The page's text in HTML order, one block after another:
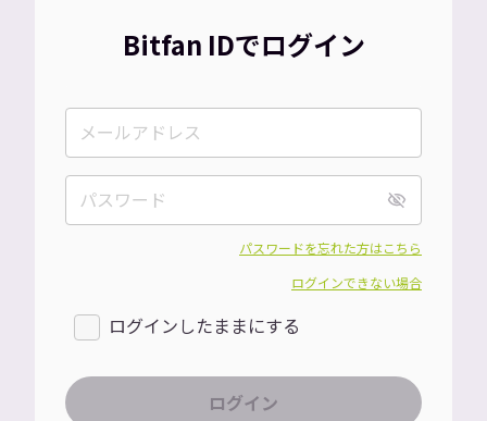
Bitfan IDでログイン
パスワードを忘れた方はこちら
ログインできない場合
ログインしたままにする